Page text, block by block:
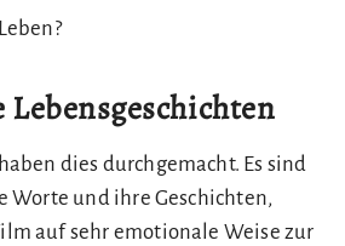
Lebensgeschichten
dies durchgemacht. Es sind
Worte und ihre Geschichten,
auf sehr emotionale Weise zur